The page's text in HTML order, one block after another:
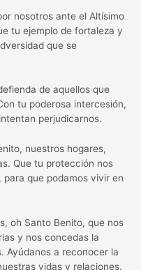
nosotros ante el Altísimo
tu ejemplo de fortaleza y
que se
de aquellos que
tu poderosa intercesión,
perjudicarnos.
nuestros hogares,
Que tu protección nos
que podamos vivir en
oh Santo Benito, que nos
y nos concedas la
Ayúdanos a reconocer la
vidas y relaciones.